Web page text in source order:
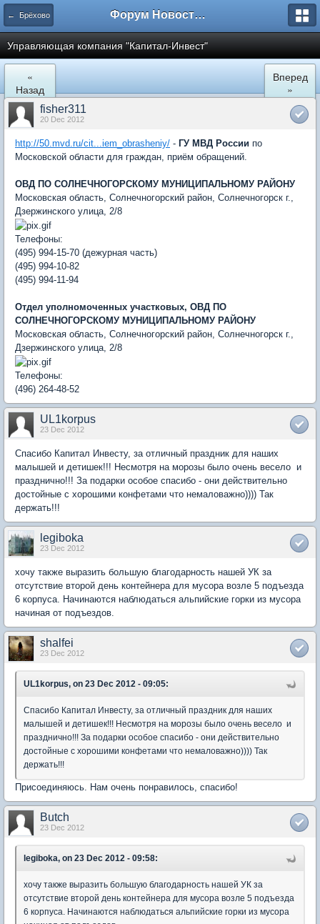
← Брёхово Форум Новостройки
Управляющая компания "Капитал-Инвест"
«
Назад
Вперед
»
fisher311
20 Dec 2012
http://50.mvd.ru/cit...iem_obrasheniy/ - ГУ МВД России по
Московской области для граждан, приём обращений.
ОВД ПО СОЛНЕЧНОГОРСКОМУ МУНИЦИПАЛЬНОМУ РАЙОНУ
Московская область, Солнечногорский район, Солнечногорск г.,
Дзержинского улица, 2/8
Телефоны:
(495) 994-15-70 (дежурная часть)
(495) 994-10-82
(495) 994-11-94
Отдел уполномоченных участковых, ОВД ПО
СОЛНЕЧНОГОРСКОМУ МУНИЦИПАЛЬНОМУ РАЙОНУ
Московская область, Солнечногорский район, Солнечногорск г.,
Дзержинского улица, 2/8
Телефоны:
(496) 264-48-52
UL1korpus
23 Dec 2012
Спасибо Капитал Инвесту, за отличный праздник для наших
малышей и детишек!!! Несмотря на морозы было очень весело и
празднично!!! За подарки особое спасибо - они действительно
достойные с хорошими конфетами что немаловажно)))) Так
держать!!!
legiboka
23 Dec 2012
хочу также выразить большую благодарность нашей УК за
отсутствие второй день контейнера для мусора возле 5 подъезда
6 корпуса. Начинаются наблюдаться альпийские горки из мусора
начиная от подъездов.
shalfei
23 Dec 2012
UL1korpus, on 23 Dec 2012 - 09:05:
Спасибо Капитал Инвесту, за отличный праздник для наших
малышей и детишек!!! Несмотря на морозы было очень весело и
празднично!!! За подарки особое спасибо - они действительно
достойные с хорошими конфетами что немаловажно)))) Так
держать!!!
Присоединяюсь. Нам очень понравилось, спасибо!
Butch
23 Dec 2012
legiboka, on 23 Dec 2012 - 09:58:
хочу также выразить большую благодарность нашей УК за
отсутствие второй день контейнера для мусора возле 5 подъезда
6 корпуса. Начинаются наблюдаться альпийские горки из мусора